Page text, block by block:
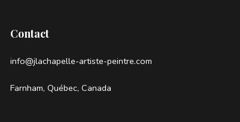
Contact
info@jlachapelle-artiste-peintre.com
Farnham, Québec, Canada